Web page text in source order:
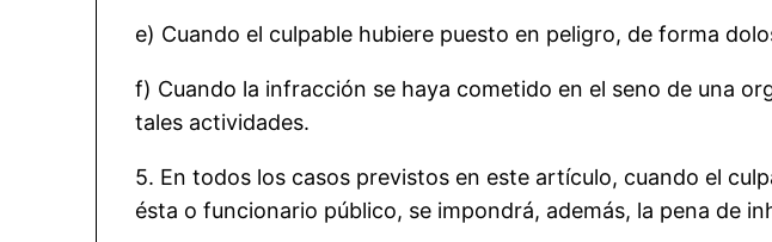
e) Cuando el culpable hubiere puesto en peligro, de forma
f) Cuando la infracción se haya cometido en el seno de una
tales actividades.
5. En todos los casos previstos en este artículo, cuando el
ésta o funcionario público, se impondrá, además, la pena de